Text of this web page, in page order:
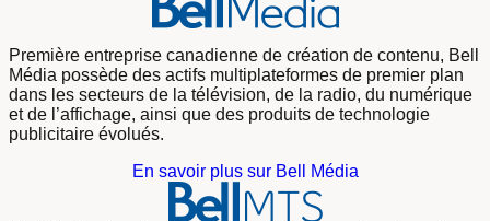
Première entreprise canadienne de création de contenu, Bell
Média possède des actifs multiplateformes de premier plan
dans les secteurs de la télévision, de la radio, du numérique
et de l’affichage, ainsi que des produits de technologie
publicitaire évolués.
En savoir plus sur Bell Média